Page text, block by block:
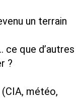
un terrain
ce que d’autres
?
(CIA, météo,